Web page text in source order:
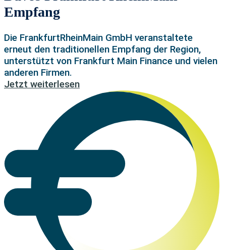
Empfang
Die FrankfurtRheinMain GmbH veranstaltete
erneut den traditionellen Empfang der Region,
unterstützt von Frankfurt Main Finance und vielen
anderen Firmen.
Jetzt weiterlesen